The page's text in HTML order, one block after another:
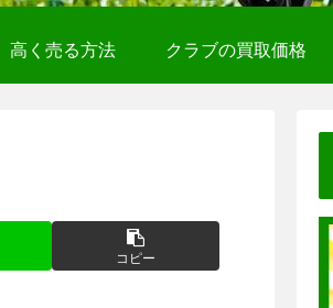
高く売る方法 クラブの買取価格
コピー